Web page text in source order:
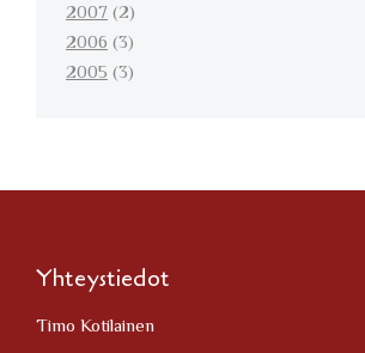
2007(2)
2006(3)
2005(3)
Yhteystiedot
Timo Kotilainen